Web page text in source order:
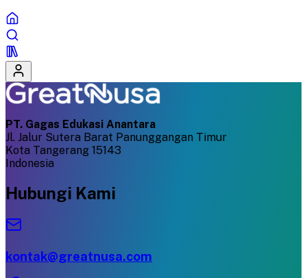
PT. Gagas Edukasi Anantara
Jl. Jalur Sutera Barat Panunggangan Timur
Kota Tangerang 15143
Indonesia
Hubungi Kami
kontak@greatnusa.com